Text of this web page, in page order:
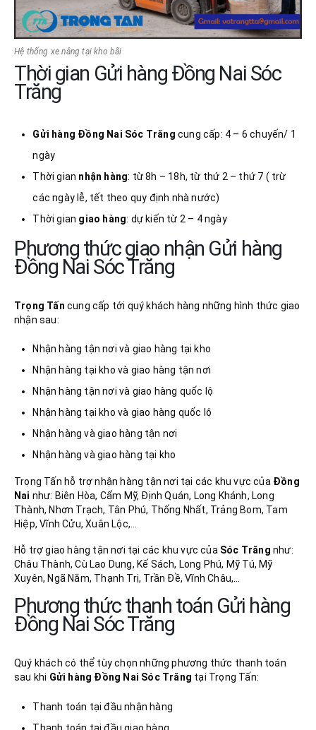
Hệ thống xe nâng tại kho bãi
Thời gian Gửi hàng Đồng Nai Sóc
Trăng
Gửi hàng Đồng Nai Sóc Trăng cung cấp: 4 – 6 chuyến/ 1
ngày
Thời gian nhận hàng: từ 8h – 18h, từ thứ 2 – thứ 7 ( trừ
các ngày lễ, tết theo quy định nhà nước)
Thời gian giao hàng: dự kiến từ 2 – 4 ngày
Phương thức giao nhận Gửi hàng
Đồng Nai Sóc Trăng
Trọng Tấn cung cấp tới quý khách hàng những hình thức giao
nhận sau:
Nhận hàng tận nơi và giao hàng tại kho
Nhận hàng tại kho và giao hàng tận nơi
Nhận hàng tận nơi và giao hàng quốc lộ
Nhận hàng tại kho và giao hàng quốc lộ
Nhận hàng và giao hàng tận nơi
Nhận hàng và giao hàng tại kho
Trọng Tấn hỗ trợ nhận hàng tận nơi tại các khu vực của Đồng
Nai như: Biên Hòa, Cẩm Mỹ, Định Quán, Long Khánh, Long
Thành, Nhơn Trạch, Tân Phú, Thống Nhất, Trảng Bom, Tam
Hiệp, Vĩnh Cửu, Xuân Lộc,…
Hỗ trợ giao hàng tận nơi tại các khu vực của Sóc Trăng như:
Châu Thành, Cù Lao Dung, Kế Sách, Long Phú, Mỹ Tú, Mỹ
Xuyên, Ngã Năm, Thạnh Trị, Trần Đề, Vĩnh Châu,…
Phương thức thanh toán Gửi hàng
Đồng Nai Sóc Trăng
Quý khách có thể tùy chọn những phương thức thanh toán
sau khi Gửi hàng Đồng Nai Sóc Trăng tại Trọng Tấn:
Thanh toán tại đầu nhận hàng
Thanh toán tại đầu giao hàng